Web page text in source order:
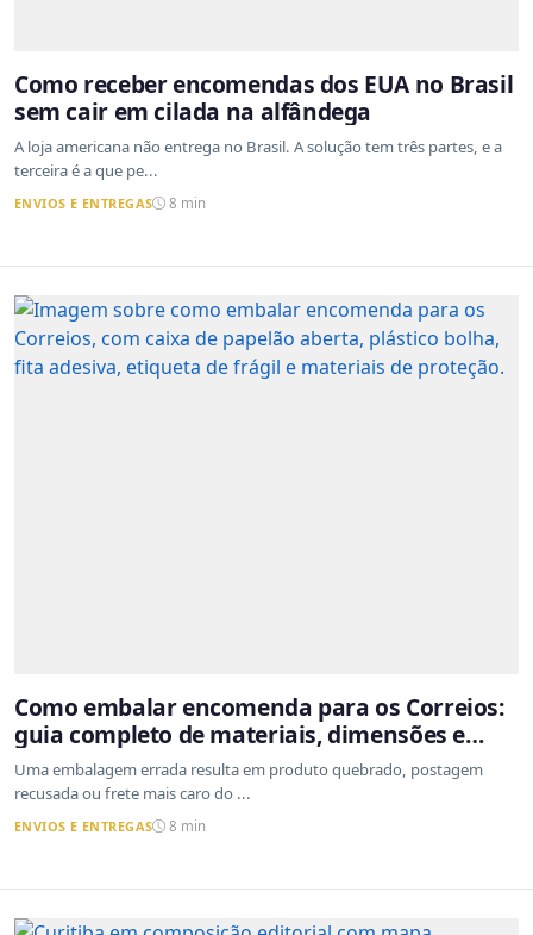
Como receber encomendas dos EUA no Brasil
sem cair em cilada na alfândega
A loja americana não entrega no Brasil. A solução tem três partes, e a
terceira é a que pe...
ENVIOS E ENTREGAS 8 min
Como embalar encomenda para os Correios:
guia completo de materiais, dimensões e
proteção
Uma embalagem errada resulta em produto quebrado, postagem
recusada ou frete mais caro do ...
ENVIOS E ENTREGAS 8 min